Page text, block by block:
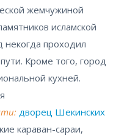
жемчужиной
исламской
некогда проходил
Кроме того, город
кухней.
дворец Шекинских
караван-сараи,